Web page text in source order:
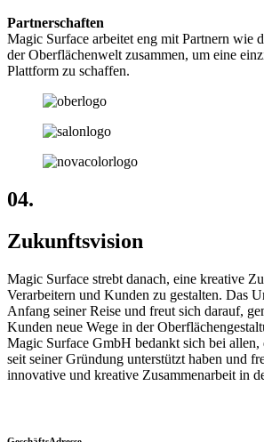
Partnerschaften
Magic Surface arbeitet eng mit Partnern wie
der Oberflächenwelt zusammen, um eine
Plattform zu schaffen.
04.
Zukunftsvision
Magic Surface strebt danach, eine kreative
Verarbeitern und Kunden zu gestalten. Das
Anfang seiner Reise und freut sich darauf,
Kunden neue Wege in der
Magic Surface GmbH bedankt sich bei allen,
seit seiner Gründung unterstützt haben und
innovative und kreative Zusammenarbeit in